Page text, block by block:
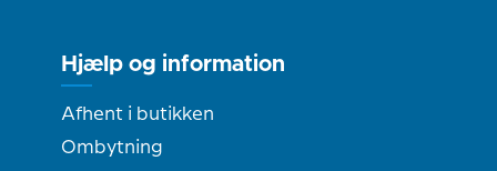
Hjælp og information
Afhent i butikken
Ombytning